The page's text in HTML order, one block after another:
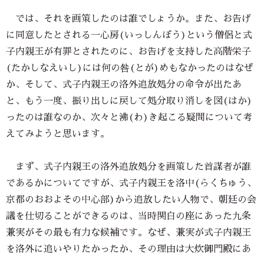
では、それを画策したのは誰でしょうか。また、お告げ
に同意したとされる一心房(いっしんぼう)という僧侶と式
子内親王が有罪とされたのに、お告げを支持した高階栄子
(たかしなえいし)には何の咎(とが)めもなかったのはなぜ
か、そして、式子内親王の洛外追放処分の命令が出たあ
と、もう一度、振り出しに戻して処分取り消しを図(はか)
ったのは誰なのか、次々と沸(わ)き起こる疑問について考
えてみようと思います。
まず、式子内親王の洛外追放処分を画策した首謀者が誰
であるかについてですが、式子内親王を洛中(らくちゅう、
京都のおおよその中心部)から追放したい人物で、朝廷の会
議を仕切ることができるのは、当時関白の座にあった九条
兼実がその最も有力な候補です。なぜ、兼実が式子内親王
を洛外に追いやりたかったか、その理由は大炊御門殿にあ